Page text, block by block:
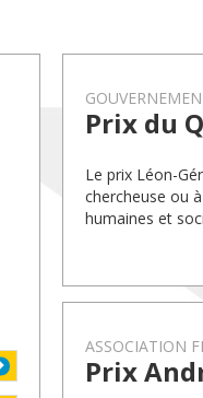
Prix du
Le prix Léon-
chercheuse ou
humaines et
ASSOCIATION
Prix